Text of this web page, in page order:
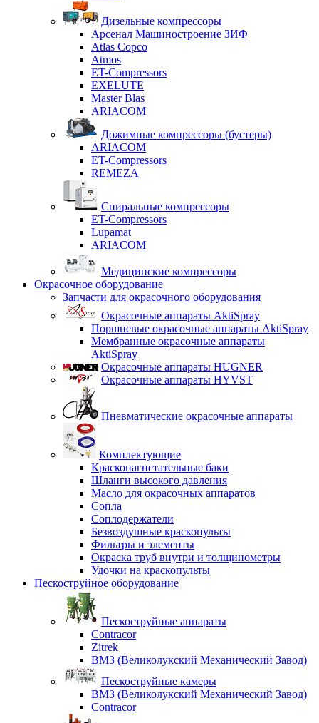
Дизельные компрессоры
Арсенал Машиностроение ЗИФ
Atlas Copco
Atmos
ET-Compressors
EXELUTE
Master Blas
ARIACOM
Дожимные компрессоры (бустеры)
ARIACOM
ET-Compressors
REMEZA
Спиральные компрессоры
ET-Compressors
Lupamat
ARIACOM
Медицинские компрессоры
Окрасочное оборудование
Запчасти для окрасочного оборудования
Окрасочные аппараты AktiSpray
Поршневые окрасочные аппараты AktiSpray
Мембранные окрасочные аппараты
AktiSpray
Окрасочные аппараты HUGNER
Окрасочные аппараты HYVST
Пневматические окрасочные аппараты
Комплектующие
Красконагнетательные баки
Шланги высокого давления
Масло для окрасочных аппаратов
Сопла
Соплодержатели
Безвоздушные краскопульты
Фильтры и элементы
Окраска труб внутри и толщинометры
Удочки на краскопульты
Пескоструйное оборудование
Пескоструйные аппараты
Contracor
Zitrek
ВМЗ (Великолукский Механический Завод)
Пескоструйные камеры
ВМЗ (Великолукский Механический Завод)
Contracor